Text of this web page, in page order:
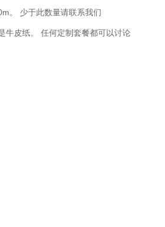
。 少于此数量请联系我们
牛皮纸。 任何定制套餐都可以讨论